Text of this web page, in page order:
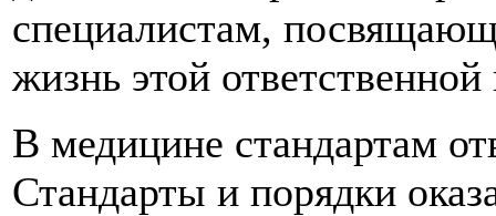
специалистам,
жизнь этой
В медицине стандартам
Стандарты и порядки